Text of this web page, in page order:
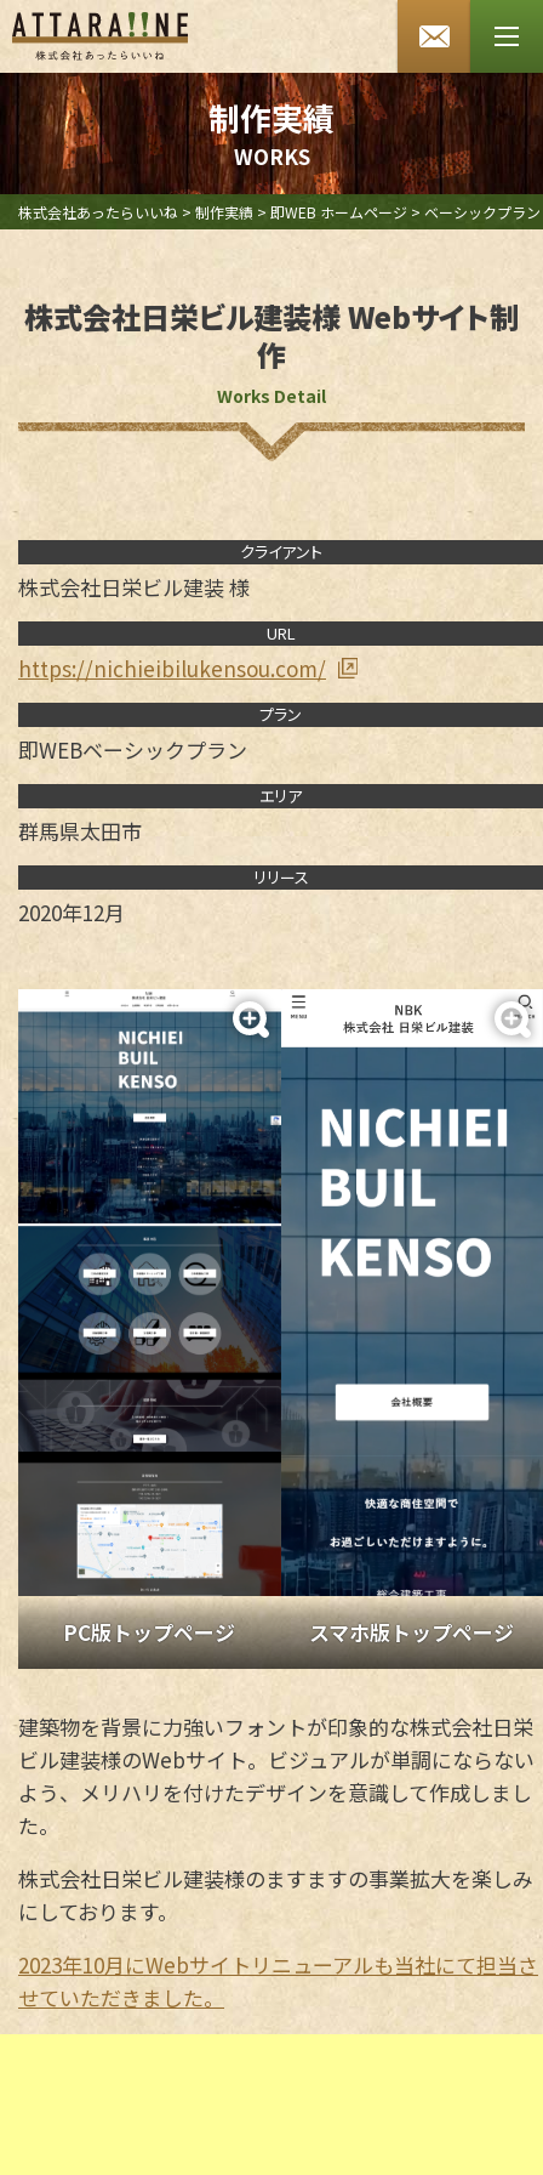
あったらいいね HOME
会社案内
SDGsへの取り組み
よくあるご質問
採用情報
プライバシーポリシー
事業案内
ベーシックプラン
オリジナルプラン
各種デザイン
食品加工
ウルトラプリント
制作実績
即WEB ホームページ
ベーシックプラン
オリジナルプラン
リクルートプラン
Webサイト更新
LP（ランディングページ）
各種デザイン
チラシ / ポスター
050-5434-8194
メールフォーム
制作実績
WORKS
株式会社あったらいいね > 制作実績 > 即WEB ホームページ > ベーシックプラン
株式会社日栄ビル建装様 Webサイト制
作
Works Detail
クライアント
株式会社日栄ビル建装 様
URL
https://nichieibilukensou.com/
プラン
即WEBベーシックプラン
エリア
群馬県太田市
リリース
2020年12月
PC版トップページ スマホ版トップページ
建築物を背景に力強いフォントが印象的な株式会社日栄
ビル建装様のWebサイト。ビジュアルが単調にならない
よう、メリハリを付けたデザインを意識して作成しまし
た。
株式会社日栄ビル建装様のますますの事業拡大を楽しみ
にしております。
2023年10月にWebサイトリニューアルも当社にて担当さ
せていただきました。